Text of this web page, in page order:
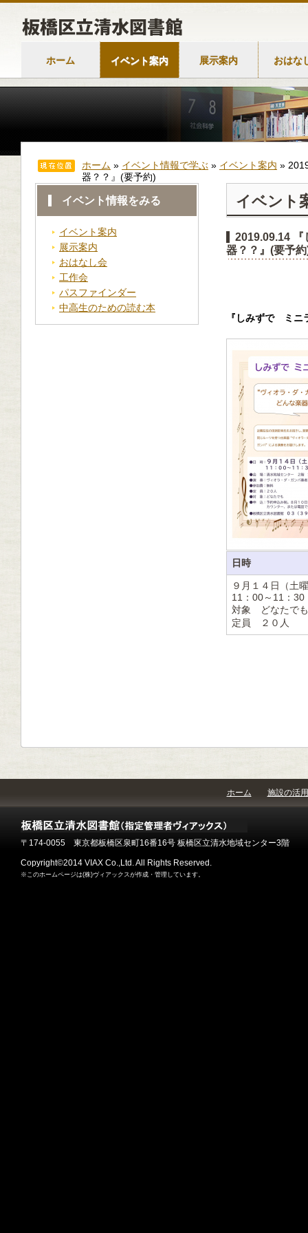
ホーム イベント案内 展示案内 おはな
ホーム » イベント情報で学ぶ » イベント案内 »
器？？』(要予約)
イベント情報をみる
イベント案内
展示案内
おはなし会
工作会
パスファインダー
中高生のための読む本
イベント
2019.09.14
器？？』(要予
『しみずで ミニ
日時
９月１４日（土
11：00～11：30
対象 どなたでも
定員 ２０人
ホーム 施設の活用
〒174-0055 東京都板橋区泉町16番16号 板橋区立清水地域センター3階
Copyright©2014 VIAX Co.,Ltd. All Rights Reserved.
※このホームページは(株)ヴィアックスが作成・管理しています。